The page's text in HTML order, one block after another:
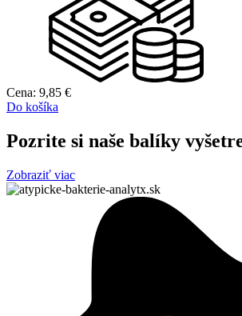
Cena: 9,85 €
Do košíka
Pozrite si naše balíky
Zobraziť viac